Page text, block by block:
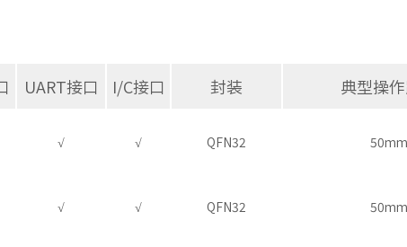
UART接口 I/C接口 封装 典型操
√ √ QFN32 50mm
√ √ QFN32 50mm